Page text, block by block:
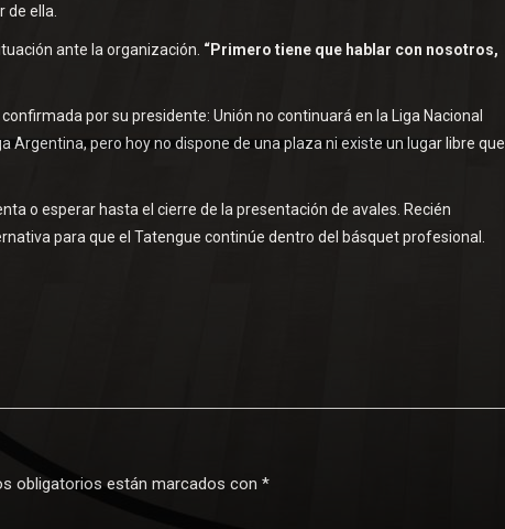
ella.
ante la organización. “Primero tiene que hablar con nosotros,
por su presidente: Unión no continuará en la Liga Nacional
Argentina, pero hoy no dispone de una plaza ni existe un lugar libre que
o esperar hasta el cierre de la presentación de avales. Recién
para que el Tatengue continúe dentro del básquet profesional.
obligatorios están marcados con *